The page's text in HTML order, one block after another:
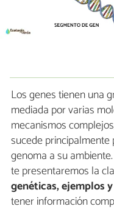
Los genes tienen una
mediada por varias
mecanismos
sucede
genoma a su
te presentaremos la
genéticas, ejemplos
tener información